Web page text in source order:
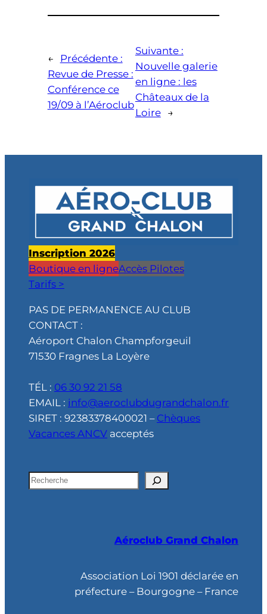
←
Précédente :
Revue de Presse :
Conférence ce
19/09 à l’Aéroclub
Suivante :
Nouvelle galerie
en ligne : les
Châteaux de la
Loire
→
Inscription 2026
Boutique en ligneAccès Pilotes
Tarifs >
PAS DE PERMANENCE AU CLUB
CONTACT :
Aéroport Chalon Champforgeuil
71530 Fragnes La Loyère
TÉL : 06 30 92 21 58
EMAIL : info@aeroclubdugrandchalon.fr
SIRET : 92383378400021 – Chèques
Vacances ANCV acceptés
R
Aéroclub Grand Chalon
Association Loi 1901 déclarée en
préfecture – Bourgogne – France